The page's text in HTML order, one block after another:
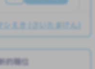
えき (さいたまけん)
的職位